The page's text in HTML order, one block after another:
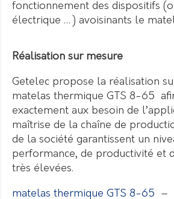
fonctionnement des dispositifs
électrique …) avoisinants le
Réalisation sur mesure
Getelec propose la réalisation
matelas thermique GTS 8-65
exactement aux besoin de
maîtrise de la chaîne de
de la société garantissent un
performance, de productivité et
très élevées.
matelas thermique GTS 8-65 –